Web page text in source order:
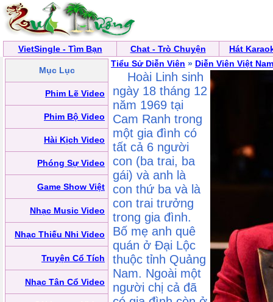
VietSingle - Tìm Bạn Chat - Trò Chuyện Hát
Mục Lục
Phim Lẽ Video
Phim Bộ Video
Hài Kịch Video
Phóng Sự Video
Game Show Việt
Nhạc Music Video
Nhạc Thiếu Nhi Video
Truyện Cổ Tích
Nhạc Tân Cổ Video
Tiểu Sử Diễn Viên » Diễn Viên Việt Nam
Hoài Linh sinh
ngày 18 tháng 12
năm 1969 tại
Cam Ranh trong
một gia đình có
tất cả 6 người
con (ba trai, ba
gái) và anh là
con thứ ba và là
con trai trưởng
trong gia đình.
Bố mẹ anh quê
quán ở Đại Lộc
thuộc tỉnh Quảng
Nam. Ngoài một
người chị cả đã